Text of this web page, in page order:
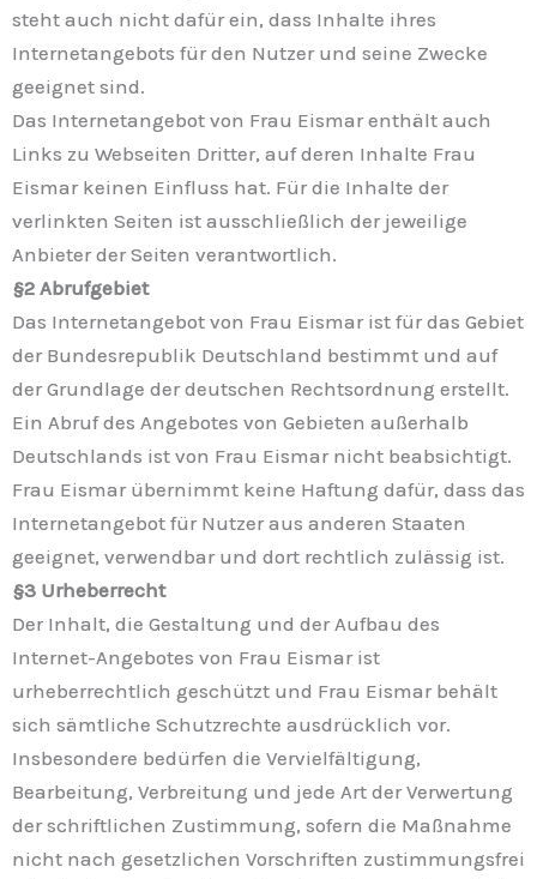
steht auch nicht dafür ein, dass Inhalte ihres
Internetangebots für den Nutzer und seine Zwecke
geeignet sind.
Das Internetangebot von Frau Eismar enthält auch
Links zu Webseiten Dritter, auf deren Inhalte Frau
Eismar keinen Einfluss hat. Für die Inhalte der
verlinkten Seiten ist ausschließlich der jeweilige
Anbieter der Seiten verantwortlich.
§2 Abrufgebiet
Das Internetangebot von Frau Eismar ist für das Gebiet
der Bundesrepublik Deutschland bestimmt und auf
der Grundlage der deutschen Rechtsordnung erstellt.
Ein Abruf des Angebotes von Gebieten außerhalb
Deutschlands ist von Frau Eismar nicht beabsichtigt.
Frau Eismar übernimmt keine Haftung dafür, dass das
Internetangebot für Nutzer aus anderen Staaten
geeignet, verwendbar und dort rechtlich zulässig ist.
§3 Urheberrecht
Der Inhalt, die Gestaltung und der Aufbau des
Internet-Angebotes von Frau Eismar ist
urheberrechtlich geschützt und Frau Eismar behält
sich sämtliche Schutzrechte ausdrücklich vor.
Insbesondere bedürfen die Vervielfältigung,
Bearbeitung, Verbreitung und jede Art der Verwertung
der schriftlichen Zustimmung, sofern die Maßnahme
nicht nach gesetzlichen Vorschriften zustimmungsfrei